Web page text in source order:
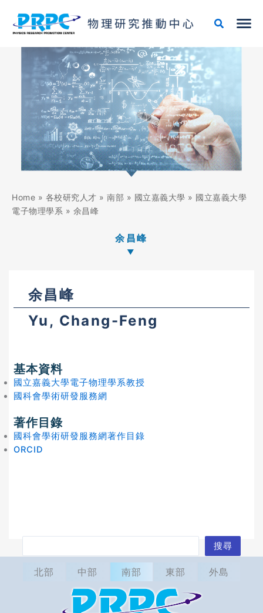
Home » 各校研究人才 » 南部 » 國立嘉義大學 » 國立嘉義大學
電子物理學系 » 余昌峰
余昌峰
余昌峰
Yu, Chang-Feng
基本資料
國立嘉義大學電子物理學系教授
國科會學術研發服務網
著作目錄
國科會學術研發服務網著作目錄
ORCID
搜尋
北部 中部 南部 東部 外島